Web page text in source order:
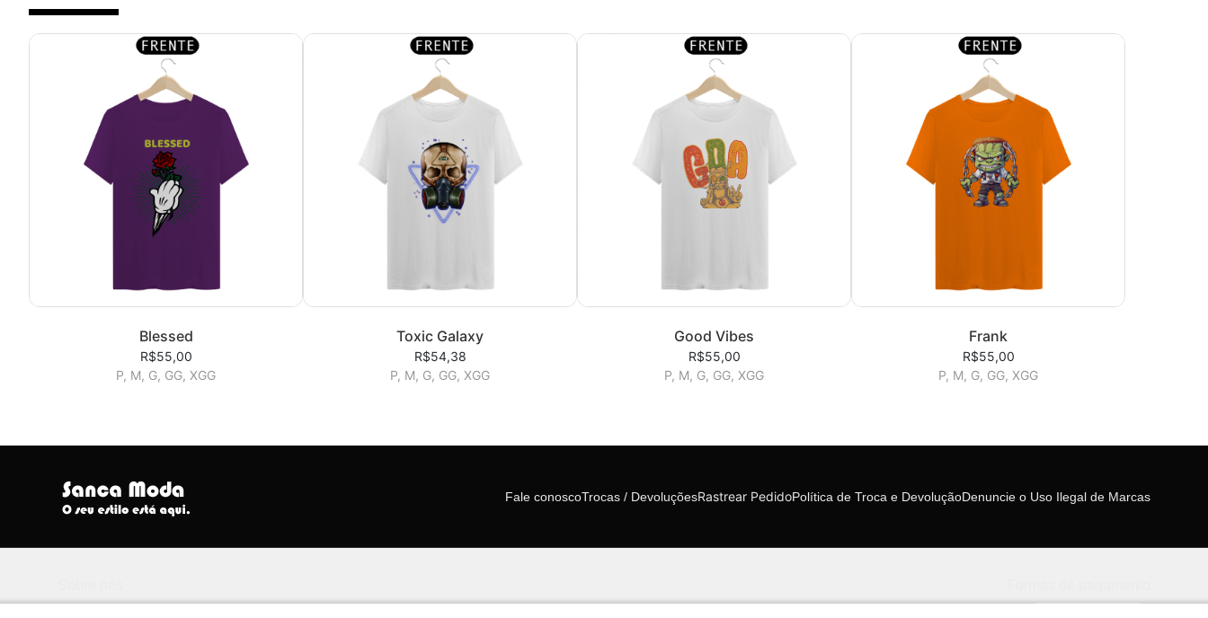
Blessed
R$55,00
P, M, G, GG, XGG
Toxic Galaxy
R$54,38
P, M, G, GG, XGG
Good Vibes
R$55,00
P, M, G, GG, XGG
Frank
R$55,00
P, M, G, GG, XGG
Fale conoscoTrocas / DevoluçõesRastrear PedidoPolítica de Troca e DevoluçãoDenuncie o Uso Ilegal de Marcas